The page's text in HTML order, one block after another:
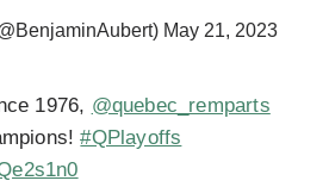
May 21, 2023
1976, @quebec_remparts
#QPlayoffs